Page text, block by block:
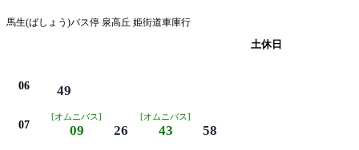
馬生(ばしょう)バス停 泉高丘 姫街道車庫行
土休日
06 49
07
[オムニバス]
09 26
[オムニバス]
43 58